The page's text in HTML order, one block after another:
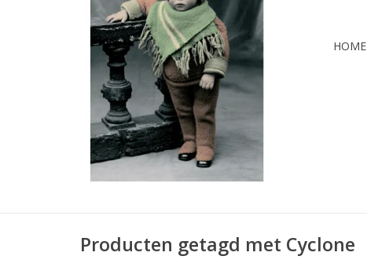
HOME
Producten getagd met Cyclone